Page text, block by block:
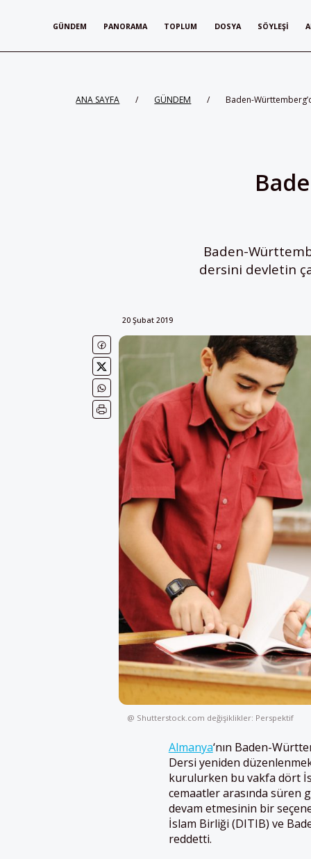
GÜNDEM PANORAMA TOPLUM DOSYA SÖYLEŞI
ANA SAYFA / GÜNDEM / Baden-
Baden-
dersini devletin
20 Şubat 2019
@ Shutterstock.com değişiklikler: Perspektif
Almanya‘nın Baden-
Dersi yeniden
kurulurken bu vakfa dört
cemaatler arasında süren
devam etmesinin bir
İslam Birliği (DITIB) ve
reddetti.